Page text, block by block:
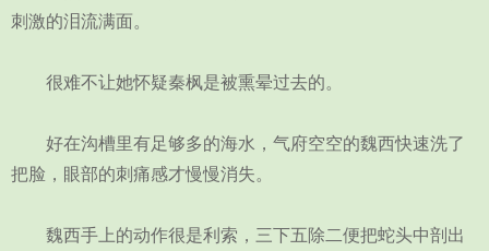
刺激的泪流满面。
很难不让她怀疑秦枫是被熏晕过去的。
好在沟槽里有足够多的海水，气府空空的魏西快速洗了
把脸，眼部的刺痛感才慢慢消失。
魏西手上的动作很是利索，三下五除二便把蛇头中剖出